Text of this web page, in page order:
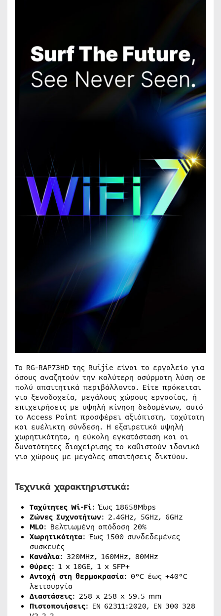
Το RG-RAP73HD της Ruijie είναι το εργαλείο για
όσους αναζητούν την καλύτερη ασύρματη λύση σε
πολύ απαιτητικά περιβάλλοντα. Είτε πρόκειται
για ξενοδοχεία, μεγάλους χώρους εργασίας, ή
επιχειρήσεις με υψηλή κίνηση δεδομένων, αυτό
το Access Point προσφέρει αξιόπιστη, ταχύτατη
και ευέλικτη σύνδεση. Η εξαιρετικά υψηλή
χωρητικότητα, η εύκολη εγκατάσταση και οι
δυνατότητες διαχείρισης το καθιστούν ιδανικό
για χώρους με μεγάλες απαιτήσεις δικτύου.
Τεχνικά χαρακτηριστικά:
Ταχύτητες Wi-Fi: Έως 18658Mbps
Ζώνες Συχνοτήτων: 2.4GHz, 5GHz, 6GHz
MLO: Βελτιωμένη απόδοση 20%
Χωρητικότητα: Έως 1500 συνδεδεμένες
συσκευές
Κανάλια: 320MHz, 160MHz, 80MHz
Θύρες: 1 x 10GE, 1 x SFP+
Αντοχή στη θερμοκρασία: 0°C έως +40°C
λειτουργία
Διαστάσεις: 258 x 258 x 59.5 mm
Πιστοποιήσεις: EN 62311:2020, EN 300 328